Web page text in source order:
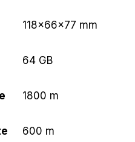
118×66×77 mm
64 GB
1800 m
600 m